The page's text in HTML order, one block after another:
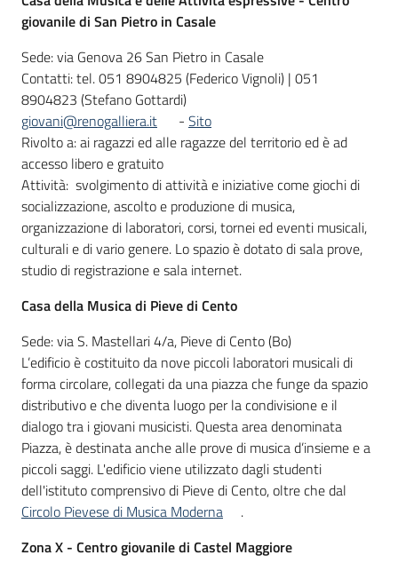
giovanile di San Pietro in Casale
Sede: via Genova 26 San Pietro in Casale
Contatti: tel. 051 8904825 (Federico Vignoli) | 051
8904823 (Stefano Gottardi)
giovani@renogalliera.it
- Sito
Rivolto a: ai ragazzi ed alle ragazze del territorio ed è ad
accesso libero e gratuito
Attività: svolgimento di attività e iniziative come giochi di
socializzazione, ascolto e produzione di musica,
organizzazione di laboratori, corsi, tornei ed eventi musicali,
culturali e di vario genere. Lo spazio è dotato di sala prove,
studio di registrazione e sala internet.
Casa della Musica di Pieve di Cento
Sede: via S. Mastellari 4/a, Pieve di Cento (Bo)
L’edificio è costituito da nove piccoli laboratori musicali di
forma circolare, collegati da una piazza che funge da spazio
distributivo e che diventa luogo per la condivisione e il
dialogo tra i giovani musicisti. Questa area denominata
Piazza, è destinata anche alle prove di musica d’insieme e a
piccoli saggi. L'edificio viene utilizzato dagli studenti
dell'istituto comprensivo di Pieve di Cento, oltre che dal
Circolo Pievese di Musica Moderna
.
Zona X - Centro giovanile di Castel Maggiore